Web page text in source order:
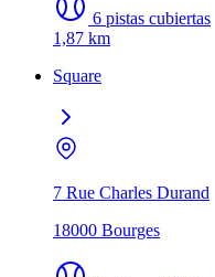
6 pistas cubiertas
1,87 km
Square
7 Rue Charles Durand
18000 Bourges